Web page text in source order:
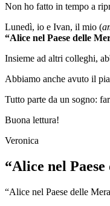
Non ho fatto in tempo a
Lunedì, io e Ivan, il mio (
“Alice nel Paese delle
Insieme ad altri colleghi,
Abbiamo anche avuto il
Tutto parte da un sogno:
Buona lettura!
Veronica
“Alice nel
“Alice nel Paese delle